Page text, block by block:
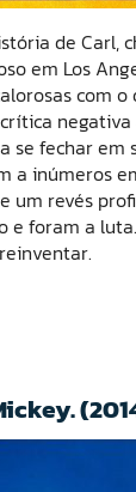
de Carl,
em Los
com
se fechar em
a inúmeros
um revés
e foram a